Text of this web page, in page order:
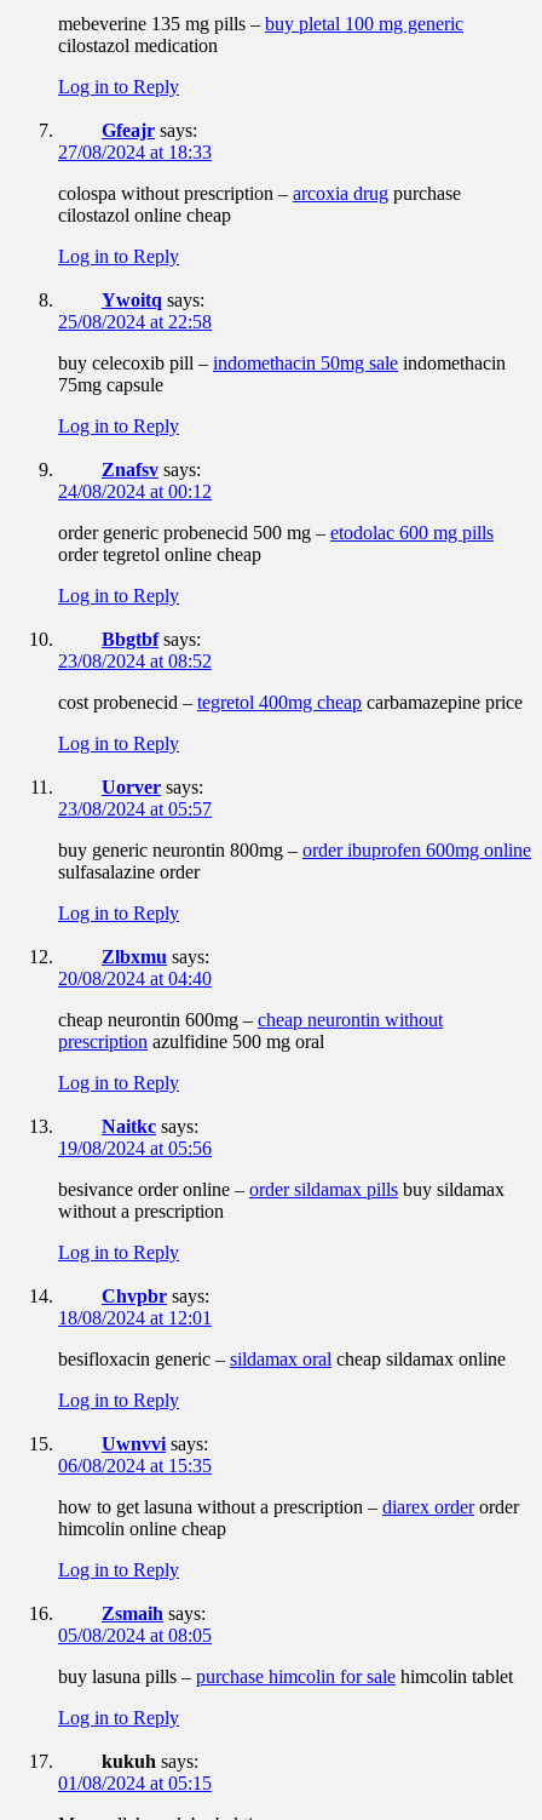
mebeverine 135 mg pills – buy pletal 100 mg generic
cilostazol medication
Log in to Reply
Gfeajr says:
27/08/2024 at 18:33
colospa without prescription – arcoxia drug purchase
cilostazol online cheap
Log in to Reply
Ywoitq says:
25/08/2024 at 22:58
buy celecoxib pill – indomethacin 50mg sale indomethacin
75mg capsule
Log in to Reply
Znafsv says:
24/08/2024 at 00:12
order generic probenecid 500 mg – etodolac 600 mg pills
order tegretol online cheap
Log in to Reply
Bbgtbf says:
23/08/2024 at 08:52
cost probenecid – tegretol 400mg cheap carbamazepine price
Log in to Reply
Uorver says:
23/08/2024 at 05:57
buy generic neurontin 800mg – order ibuprofen 600mg online
sulfasalazine order
Log in to Reply
Zlbxmu says:
20/08/2024 at 04:40
cheap neurontin 600mg – cheap neurontin without
prescription azulfidine 500 mg oral
Log in to Reply
Naitkc says:
19/08/2024 at 05:56
besivance order online – order sildamax pills buy sildamax
without a prescription
Log in to Reply
Chvpbr says:
18/08/2024 at 12:01
besifloxacin generic – sildamax oral cheap sildamax online
Log in to Reply
Uwnvvi says:
06/08/2024 at 15:35
how to get lasuna without a prescription – diarex orderorder
himcolin online cheap
Log in to Reply
Zsmaih says:
05/08/2024 at 08:05
buy lasuna pills – purchase himcolin for sale himcolin tablet
Log in to Reply
kukuh says:
01/08/2024 at 05:15